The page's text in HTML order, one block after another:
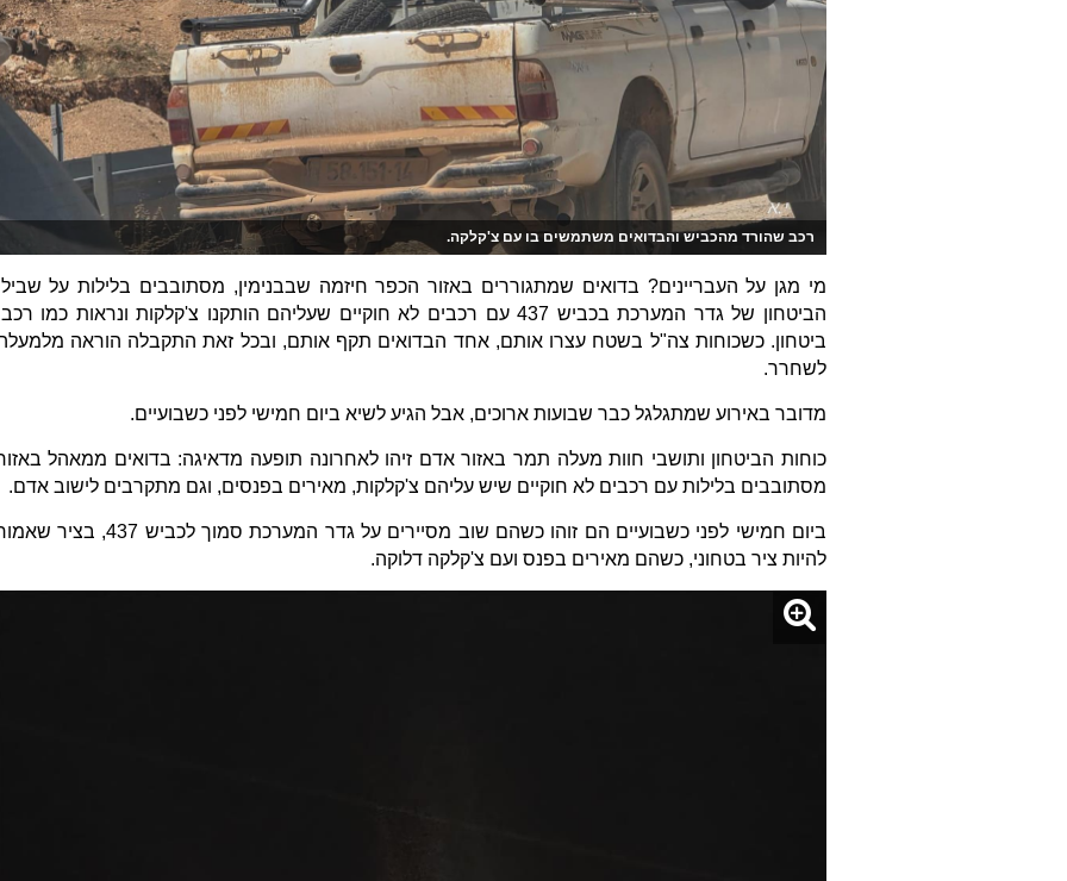
רכב שהורד מהכביש והבדואים משתמשים בו עם צ'קלקה.
מי מגן על העבריינים? בדואים שמתגוררים באזור הכפר חיזמה שבבנימין, מסתובבים בלילות על
הביטחון של גדר המערכת בכביש 437 עם רכבים לא חוקיים שעליהם הותקנו צ'קלקות ונראות כמו
ביטחון. כשכוחות צה"ל בשטח עצרו אותם, אחד הבדואים תקף אותם, ובכל זאת התקבלה הוראה
לשחרר.
מדובר באירוע שמתגלגל כבר שבועות ארוכים, אבל הגיע לשיא ביום חמישי לפני כשבועיים.
כוחות הביטחון ותושבי חוות מעלה תמר באזור אדם זיהו לאחרונה תופעה מדאיגה: בדואים ממאהל
מסתובבים בלילות עם רכבים לא חוקיים שיש עליהם צ'קלקות, מאירים בפנסים, וגם מתקרבים לישוב אדם.
ביום חמישי לפני כשבועיים הם זוהו כשהם שוב מסיירים על גדר המערכת סמוך לכביש 437, בציר
להיות ציר בטחוני, כשהם מאירים בפנס ועם צ'קלקה דלוקה.